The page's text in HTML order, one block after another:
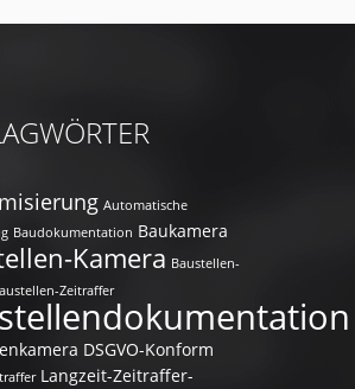
Automatische
Baudokumentation Baukamera
Kamera Baustellen-
Zeitraffer
DSGVO-Konform
Langzeit-Zeitraffer-